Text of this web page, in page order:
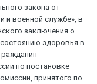
закона от
и военной службе», в
заключения о
здоровья в
по постановке
принятого по